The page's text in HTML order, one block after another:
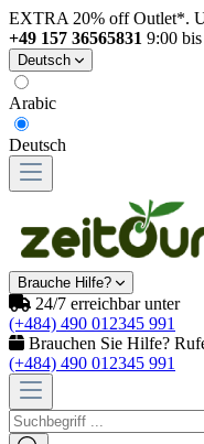
EXTRA 20% off Outlet*.
+49 157 36565831 9:00
Deutsch
Arabic
Deutsch
Brauche Hilfe?
24/7 erreichbar unter
(+484) 490 012345 991
Brauchen Sie Hilfe?
(+484) 490 012345 991